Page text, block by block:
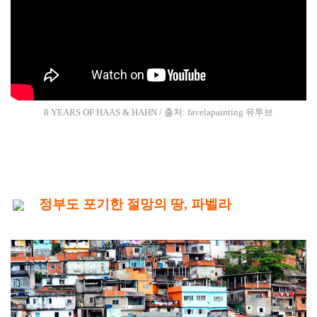
8 YEARS OF HAAS & HAHN / 출처: favelapainting 유투브
정부도 포기한 절망의 땅, 파벨라